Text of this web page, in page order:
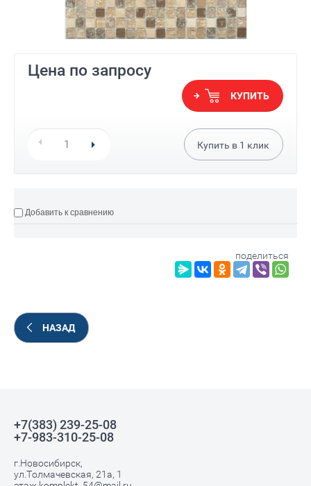
Цена по запросу
КУПИТЬ
Купить в 1 клик
Добавить к сравнению
поделиться
НАЗАД
+7(383) 239-25-08
+7-983-310-25-08
г.Новосибирск,
ул.Толмачевская, 21а, 1